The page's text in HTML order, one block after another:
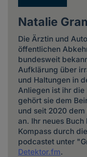
Natalie
Die Ärztin und
öffentlichen
bundesweit
Aufklärung über
und Haltungen in
Anliegen ist ihr
gehört sie dem
und seit 2020
an. Ihr neues
Kompass durch
podcastet unter
Detektor.fm.